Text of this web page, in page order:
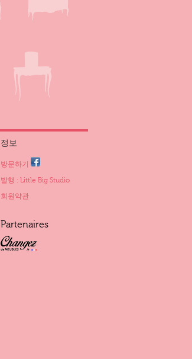
정보
방문하기
발행 : Little Big Studio
회원약관
Partenaires